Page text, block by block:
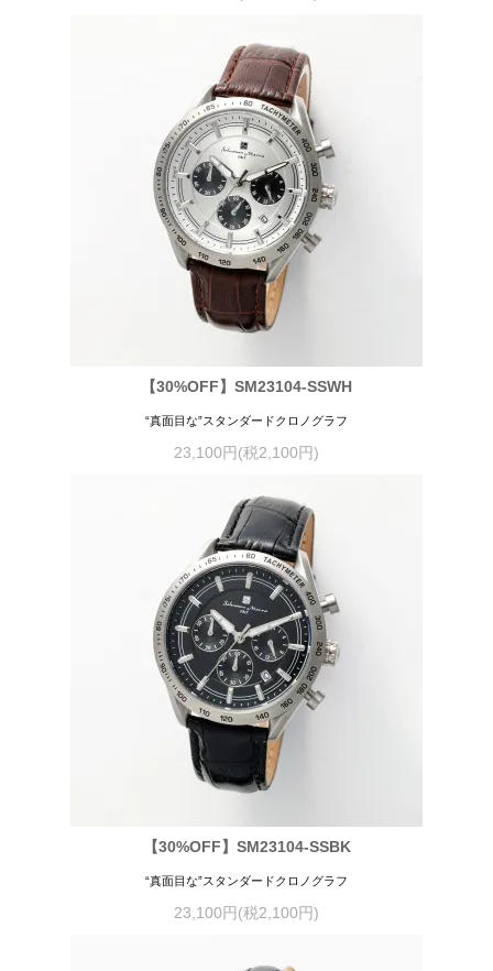
【30%OFF】SM23104-SSWH
“真面目な”スタンダードクロノグラフ
23,100円(税2,100円)
【30%OFF】SM23104-SSBK
“真面目な”スタンダードクロノグラフ
23,100円(税2,100円)